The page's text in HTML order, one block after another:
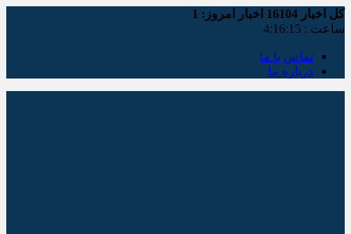
کل اخبار اخبار امروز: 1
ساعت : 4:16:15
تماس با ما
درباره ما